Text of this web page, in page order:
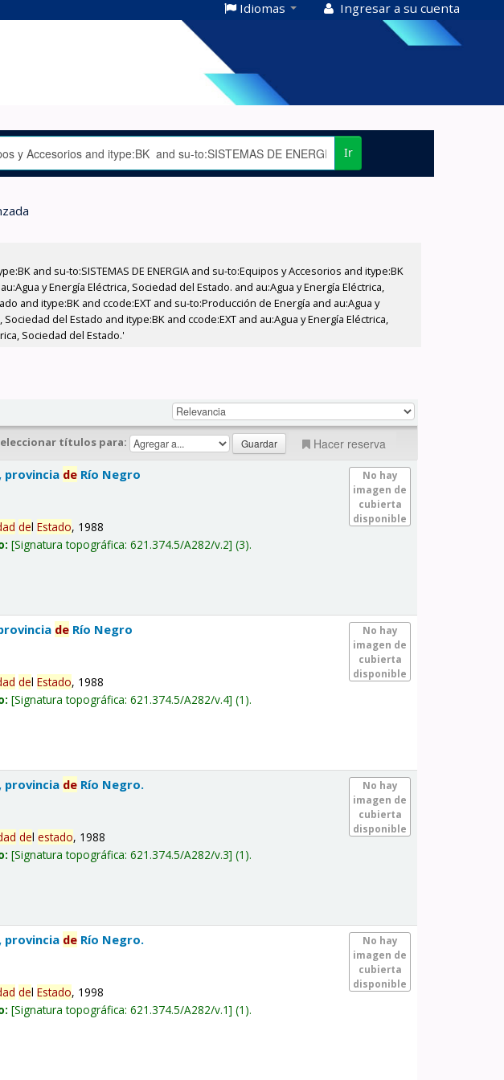
Idiomas Ingresar a su cuenta
Ir
and su-to:SISTEMAS DE ENERGIA and su-to:Equipos y Accesorios and itype:BK
y Energía Eléctrica, Sociedad del Estado. and au:Agua y Energía Eléctrica,
and itype:BK and ccode:EXT and su-to:Producción de Energía and au:Agua y
del Estado and itype:BK and ccode:EXT and au:Agua y Energía Eléctrica,
Sociedad del Estado.'
títulos para: Hacer reserva
No hay
imagen de
cubierta
disponible
provincia de Río Negro
delEstado, 1988
Signatura topográfica:621.374.5/A282/v.2 (3).
No hay
imagen de
cubierta
disponible
de Río Negro
delEstado, 1988
Signatura topográfica:621.374.5/A282/v.4 (1).
No hay
imagen de
cubierta
disponible
provincia de Río Negro.
delestado, 1988
Signatura topográfica:621.374.5/A282/v.3 (1).
No hay
imagen de
cubierta
disponible
provincia de Río Negro.
delEstado, 1998
Signatura topográfica:621.374.5/A282/v.1 (1).